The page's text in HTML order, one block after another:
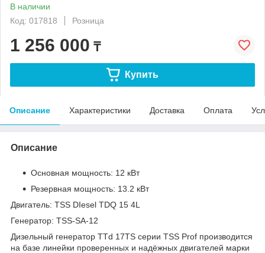
В наличии
Код: 017818
Розница
1 256 000 ₸
Купить
Описание Характеристики Доставка Оплата
Описание
Основная мощность: 12 кВт
Резервная мощность: 13.2 кВт
Двигатель: TSS DIesel TDQ 15 4L
Генератор: TSS-SA-12
Дизельный генератор TTd 17TS серии TSS Prof производится
на базе линейки проверенных и надёжных двигателей марки